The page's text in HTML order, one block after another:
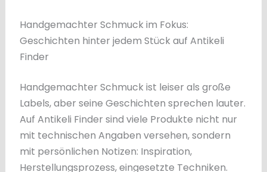
Handgemachter Schmuck im Fokus:
Geschichten hinter jedem Stück auf Antikeli
Finder
Handgemachter Schmuck ist leiser als große
Labels, aber seine Geschichten sprechen lauter.
Auf Antikeli Finder sind viele Produkte nicht nur
mit technischen Angaben versehen, sondern
mit persönlichen Notizen: Inspiration,
Herstellungsprozess, eingesetzte Techniken.